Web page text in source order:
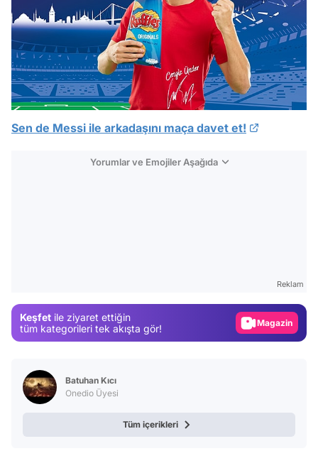
Sen de Messi ile arkadaşını maça davet et!
Yorumlar ve Emojiler Aşağıda
Reklam
Keşfet ile ziyaret ettiğin
tüm kategorileri tek akışta gör!
Video
Batuhan Kıcı
Onedio Üyesi
Tüm içerikleri